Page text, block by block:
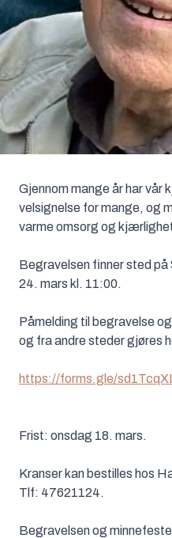
Gjennom mange år har
velsignelse for mange, og
varme omsorg og
Begravelsen finner sted
24. mars kl. 11:00.
Påmelding til begravelse
og fra andre steder gjøres
https://forms.gle/
Frist: onsdag 18. mars.
Kranser kan bestilles hos
Tlf: 47621124.
Begravelsen og